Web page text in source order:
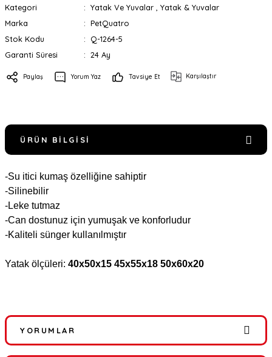
Kategori Yatak Ve Yuvalar
Yatak & Yuvalar
Marka
PetQuatro
Stok Kodu
Q-1264-5
Garanti Süresi
24 Ay
Paylaş Yorum Yaz Tavsiye Et Karşılaştır
ÜRÜN BILGISI
-Su itici kumaş özelliğine sahiptir
-Silinebilir
-Leke tutmaz
-Can dostunuz için yumuşak ve konforludur
-Kaliteli sünger kullanılmıştır
Yatak ölçüleri: 40x50x15 45x55x18 50x60x20
YORUMLAR